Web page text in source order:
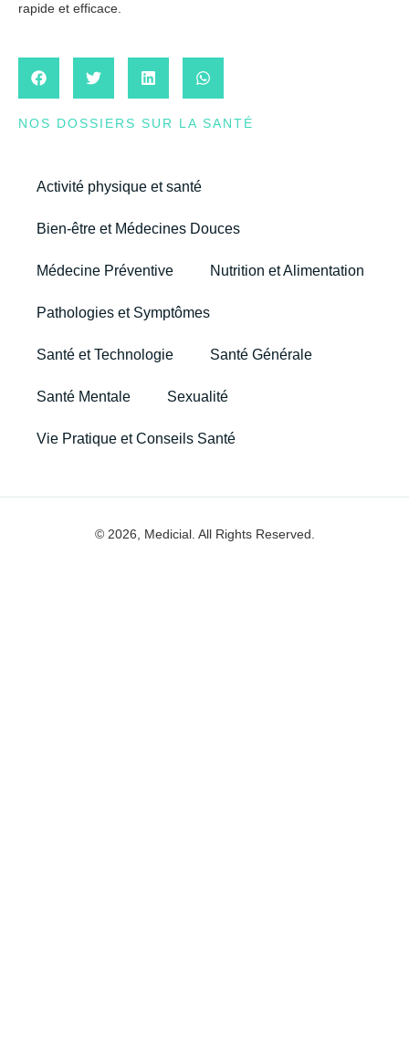
rapide et efficace.
NOS DOSSIERS SUR LA SANTÉ
Activité physique et santé
Bien-être et Médecines Douces
Médecine Préventive Nutrition et Alimentation
Pathologies et Symptômes
Santé et Technologie Santé Générale
Santé Mentale Sexualité
Vie Pratique et Conseils Santé
© 2026, Medicial. All Rights Reserved.